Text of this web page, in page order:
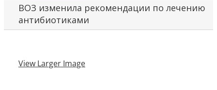
ВОЗ изменила рекомендации по лечению
антибиотиками
View Larger Image